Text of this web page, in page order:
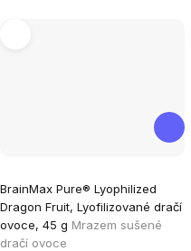
BrainMax Pure® Lyophilized
Dragon Fruit, Lyofilizované dračí
ovoce, 45 g Mrazem sušené
dračí ovoce